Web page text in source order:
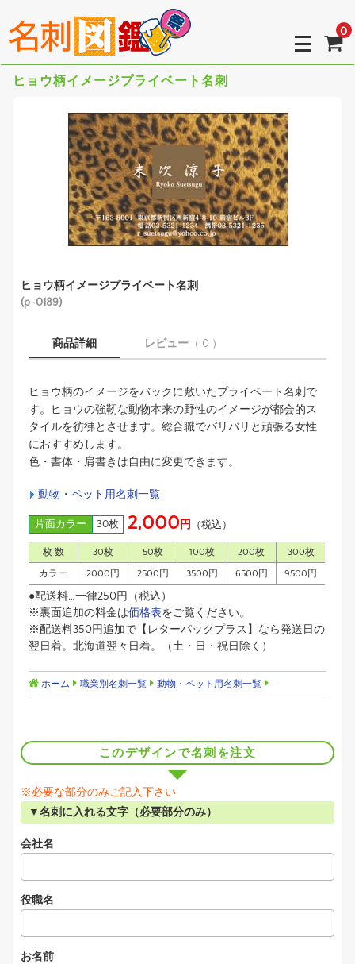
0
ヒョウ柄イメージプライベート名刺
ヒョウ柄イメージプライベート名刺
(p-0189)
商品詳細 レビュー （ 0 ）
ヒョウ柄のイメージをバックに敷いたプライベート名刺で
す。ヒョウの強靭な動物本来の野性のイメージが都会的ス
タイルを彷彿とさせます。総合職でバリバリと頑張る女性
におすすめします。
色・書体・肩書きは自由に変更できます。
動物・ペット用名刺一覧
片面カラー 30枚 2,000円 （税込）
枚 数 30枚 50枚 100枚 200枚 300枚
カラー 2000円 2500円 3500円 6500円 9500円
●配送料…一律250円（税込）
※裏面追加の料金は価格表をご覧ください。
※配送料350円追加で【レターパックプラス】なら発送日の
翌日着。北海道翌々日着。（土・日・祝日除く）
ホーム 職業別名刺一覧 動物・ペット用名刺一覧
このデザインで名刺を注文
※必要な部分のみご記入下さい
▼名刺に入れる文字（必要部分のみ）
会社名
役職名
お名前